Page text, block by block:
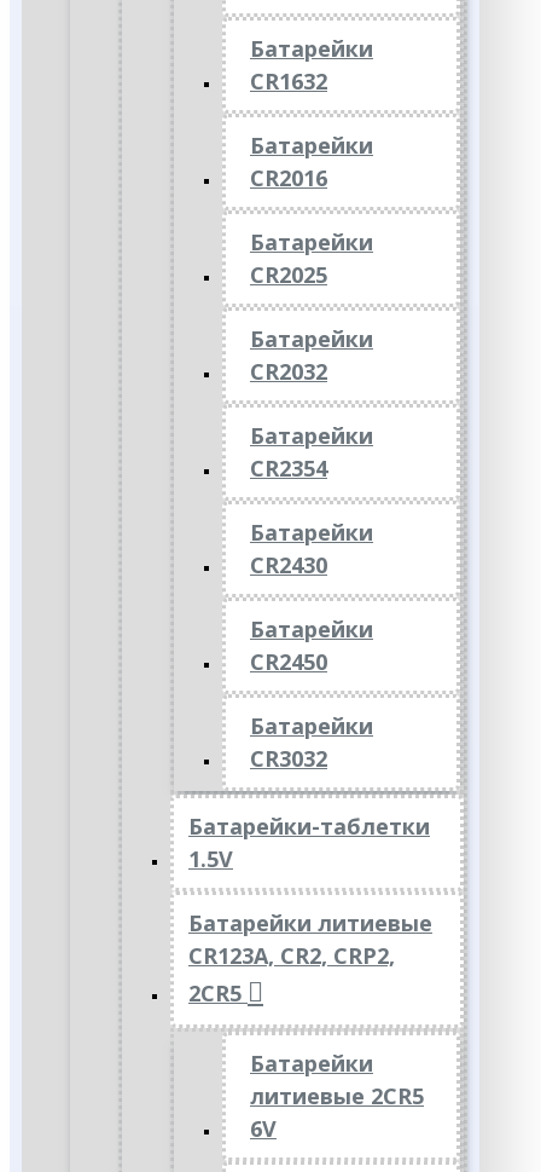
Батарейки
CR1632
Батарейки
CR2016
Батарейки
CR2025
Батарейки
CR2032
Батарейки
CR2354
Батарейки
CR2430
Батарейки
CR2450
Батарейки
CR3032
Батарейки-таблетки
1.5V
Батарейки литиевые
CR123A, CR2, CRP2,
2CR5
Батарейки
литиевые 2CR5
6V